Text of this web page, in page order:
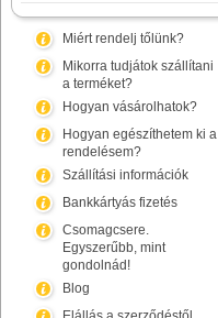
Miért rendelj tőlünk?
Mikorra tudjátok szállítani
a terméket?
Hogyan vásárolhatok?
Hogyan egészíthetem ki a
rendelésem?
Szállítási információk
Bankkártyás fizetés
Csomagcsere.
Egyszerűbb, mint
gondolnád!
Blog